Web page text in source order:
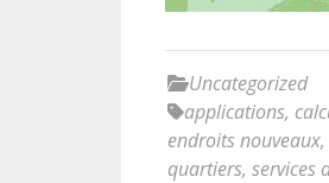
Uncategorized
applications,
endroits nouveaux,
quartiers, services